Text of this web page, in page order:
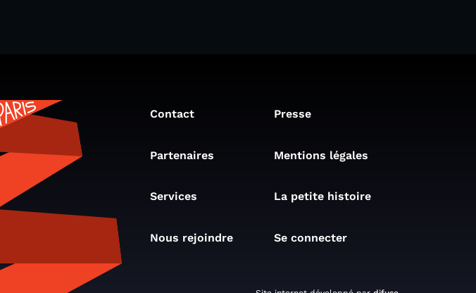
Contact Presse
Partenaires Mentions légales
Services La petite histoire
Nous rejoindre Se connecter